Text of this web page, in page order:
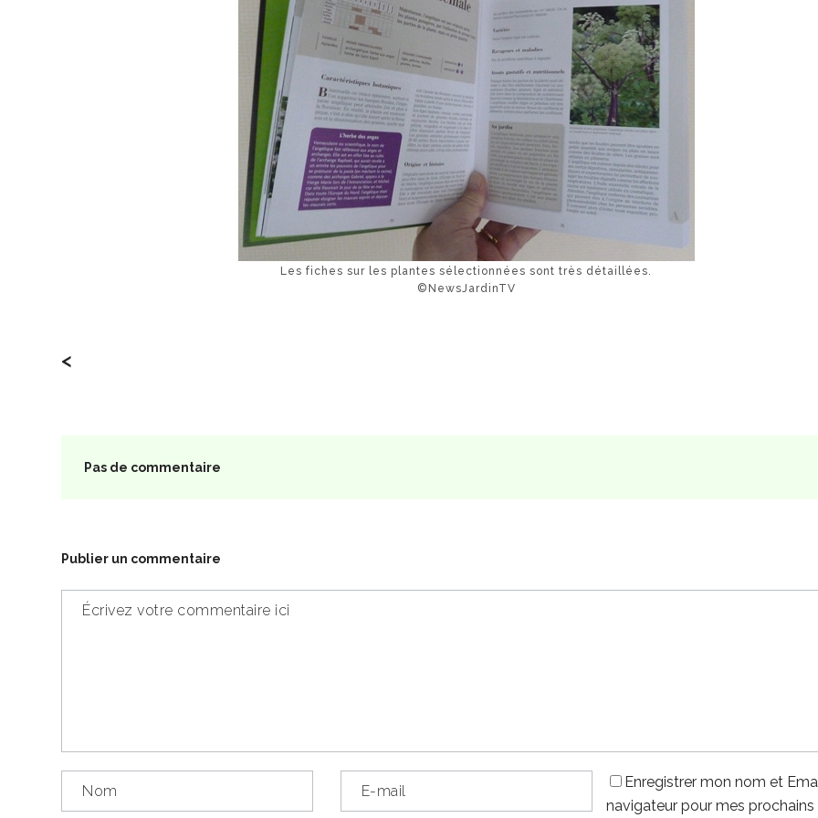
Les fiches sur les plantes sélectionnées sont très détaillées.
©NewsJardinTV
<
Pas de commentaire
Publier un commentaire
Enregistrer mon nom et
navigateur pour mes prochains